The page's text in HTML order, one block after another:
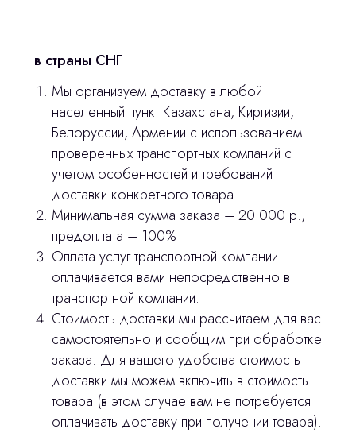
в страны СНГ
Мы организуем доставку в любой
населенный пункт Казахстана, Киргизии,
Белоруссии, Армении с использованием
проверенных транспортных компаний с
учетом особенностей и требований
доставки конкретного товара.
Минимальная сумма заказа – 20 000 р.,
предоплата – 100%
Оплата услуг транспортной компании
оплачивается вами непосредственно в
транспортной компании.
Стоимость доставки мы рассчитаем для вас
самостоятельно и сообщим при обработке
заказа. Для вашего удобства стоимость
доставки мы можем включить в стоимость
товара (в этом случае вам не потребуется
оплачивать доставку при получении товара).